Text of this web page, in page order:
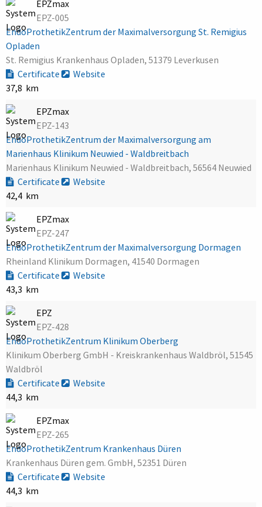
EPZmax
EPZ-005
EndoProthetikZentrum der Maximalversorgung St. Remigius
Opladen
St. Remigius Krankenhaus Opladen, 51379 Leverkusen
Certificate
Website
37,8 km
EPZmax
EPZ-143
EndoProthetikZentrum der Maximalversorgung am
Marienhaus Klinikum Neuwied - Waldbreitbach
Marienhaus Klinikum Neuwied - Waldbreitbach, 56564 Neuwied
Certificate
Website
42,4 km
EPZmax
EPZ-247
EndoProthetikZentrum der Maximalversorgung Dormagen
Rheinland Klinikum Dormagen, 41540 Dormagen
Certificate
Website
43,3 km
EPZ
EPZ-428
EndoProthetikZentrum Klinikum Oberberg
Klinikum Oberberg GmbH - Kreiskrankenhaus Waldbröl, 51545
Waldbröl
Certificate
Website
44,3 km
EPZmax
EPZ-265
EndoProthetikZentrum Krankenhaus Düren
Krankenhaus Düren gem. GmbH, 52351 Düren
Certificate
Website
44,3 km